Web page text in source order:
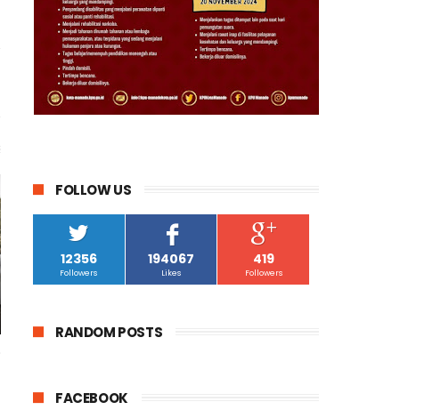
FOLLOW US
12356
Followers
194067
Likes
419
Followers
RANDOM POSTS
FACEBOOK